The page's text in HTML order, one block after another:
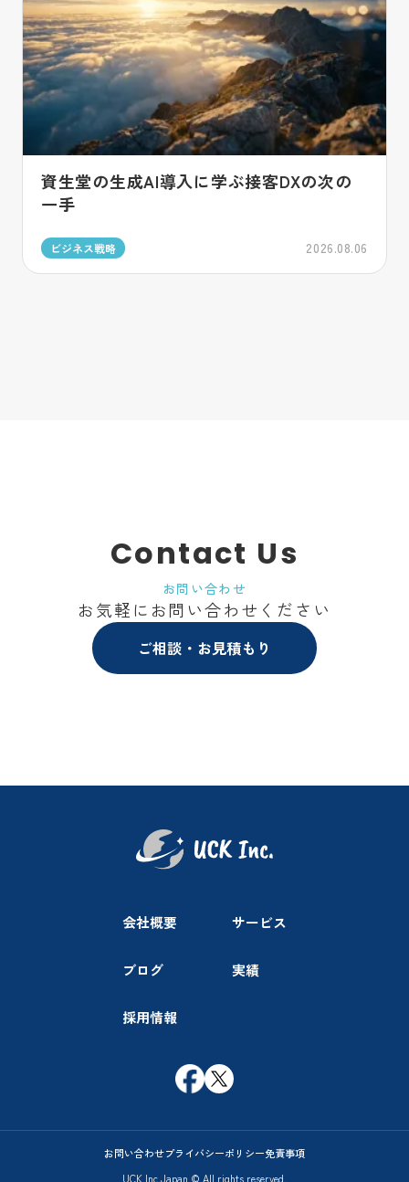
資生堂の生成AI導入に学ぶ接客DXの次の
一手
ビジネス戦略 2026.08.06
Contact Us
お問い合わせ
お気軽にお問い合わせください
ご相談・お見積もり
会社概要 サービス
ブログ 実績
採用情報
お問い合わせプライバシーポリシー免責事項
UCK Inc.Japan © All rights reserved.